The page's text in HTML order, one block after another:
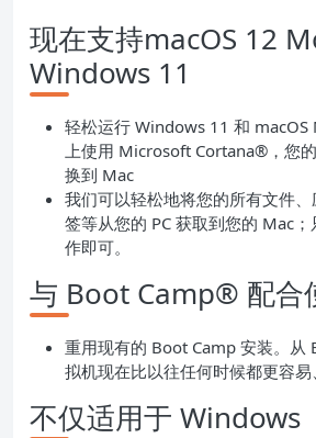
现在支持macOS 12
Windows 11
轻松运行 Windows 11 和
上使用 Microsoft Cortana®，您
换到 Mac
我们可以轻松地将您的所有文件
签等从您的 PC 获取到您的 Mac
作即可。
与 Boot Camp® 配合
重用现有的 Boot Camp 安装。从
拟机现在比以往任何时候都更容易
不仅适用于 Windows